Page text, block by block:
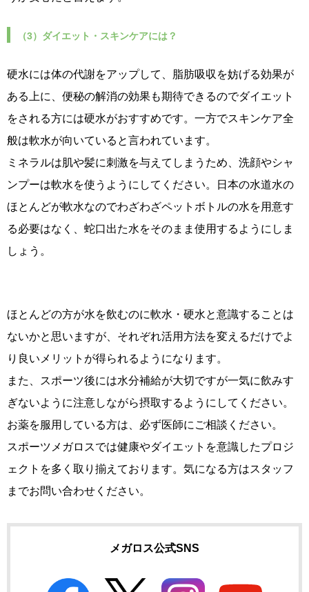
（3）ダイエット・スキンケアには？
硬水には体の代謝をアップして、脂肪吸収を妨げる効果が
ある上に、便秘の解消の効果も期待できるのでダイエット
をされる方には硬水がおすすめです。一方でスキンケア全
般は軟水が向いていると言われています。
ミネラルは肌や髪に刺激を与えてしまうため、洗顔やシャ
ンプーは軟水を使うようにしてください。日本の水道水の
ほとんどが軟水なのでわざわざペットボトルの水を用意す
る必要はなく、蛇口出た水をそのまま使用するようにしま
しょう。
ほとんどの方が水を飲むのに軟水・硬水と意識することは
ないかと思いますが、それぞれ活用方法を変えるだけでよ
り良いメリットが得られるようになります。
また、スポーツ後には水分補給が大切ですが一気に飲みす
ぎないように注意しながら摂取するようにしてください。
お薬を服用している方は、必ず医師にご相談ください。
スポーツメガロスでは健康やダイエットを意識したプロジ
ェクトを多く取り揃えております。気になる方はスタッフ
までお問い合わせください。
メガロス公式SNS